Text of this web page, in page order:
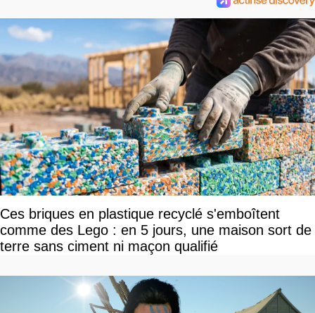
Ces briques en plastique recyclé s'emboîtent
comme des Lego : en 5 jours, une maison sort de
terre sans ciment ni maçon qualifié